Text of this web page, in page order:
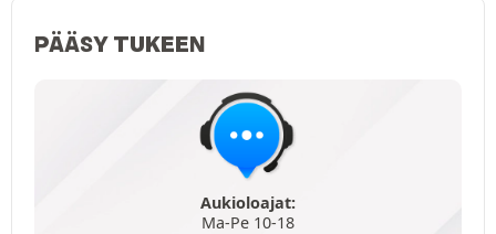
PÄÄSY TUKEEN
Aukioloajat:
Ma-Pe 10-18